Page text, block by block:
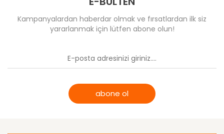
Kampanyalardan haberdar olmak ve fırsatlardan ilk siz
yararlanmak için lütfen abone olun!
abone ol